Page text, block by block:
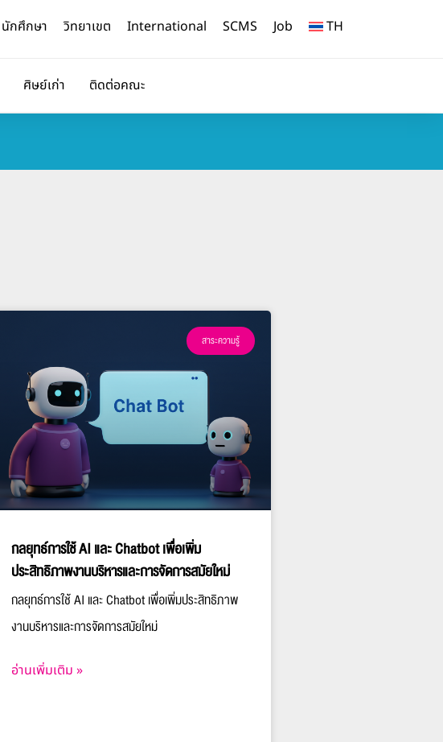
นักศึกษา วิทยาเขต International SCMS Job TH
ศิษย์เก่า ติดต่อคณะ
สาระความรู้
กลยุทธ์การใช้ AI และ Chatbot เพื่อเพิ่ม
ประสิทธิภาพงานบริหารและการจัดการสมัยใหม่
กลยุทธ์การใช้ AI และ Chatbot เพื่อเพิ่มประสิทธิภาพ
งานบริหารและการจัดการสมัยใหม่
อ่านเพิ่มเติม »